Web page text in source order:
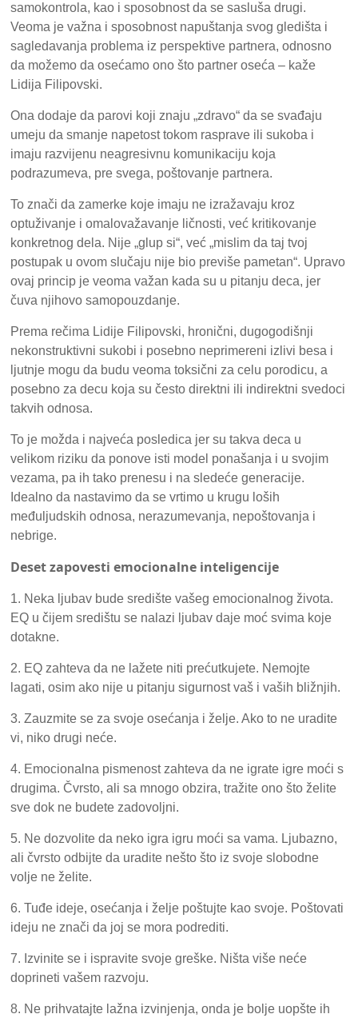
samokontrola, kao i sposobnost da se sasluša drugi.
Veoma je važna i sposobnost napuštanja svog gledišta i
sagledavanja problema iz perspektive partnera, odnosno
da možemo da osećamo ono što partner oseća – kaže
Lidija Filipovski.
Ona dodaje da parovi koji znaju „zdravo“ da se svađaju
umeju da smanje napetost tokom rasprave ili sukoba i
imaju razvijenu neagresivnu komunikaciju koja
podrazumeva, pre svega, poštovanje partnera.
To znači da zamerke koje imaju ne izražavaju kroz
optuživanje i omalovažavanje ličnosti, već kritikovanje
konkretnog dela. Nije „glup si“, već „mislim da taj tvoj
postupak u ovom slučaju nije bio previše pametan“. Upravo
ovaj princip je veoma važan kada su u pitanju deca, jer
čuva njihovo samopouzdanje.
Prema rečima Lidije Filipovski, hronični, dugogodišnji
nekonstruktivni sukobi i posebno neprimereni izlivi besa i
ljutnje mogu da budu veoma toksični za celu porodicu, a
posebno za decu koja su često direktni ili indirektni svedoci
takvih odnosa.
To je možda i najveća posledica jer su takva deca u
velikom riziku da ponove isti model ponašanja i u svojim
vezama, pa ih tako prenesu i na sledeće generacije.
Idealno da nastavimo da se vrtimo u krugu loših
međuljudskih odnosa, nerazumevanja, nepoštovanja i
nebrige.
Deset zapovesti emocionalne inteligencije
1. Neka ljubav bude središte vašeg emocionalnog života.
EQ u čijem središtu se nalazi ljubav daje moć svima koje
dotakne.
2. EQ zahteva da ne lažete niti prećutkujete. Nemojte
lagati, osim ako nije u pitanju sigurnost vaš i vaših bližnjih.
3. Zauzmite se za svoje osećanja i želje. Ako to ne uradite
vi, niko drugi neće.
4. Emocionalna pismenost zahteva da ne igrate igre moći s
drugima. Čvrsto, ali sa mnogo obzira, tražite ono što želite
sve dok ne budete zadovoljni.
5. Ne dozvolite da neko igra igru moći sa vama. Ljubazno,
ali čvrsto odbijte da uradite nešto što iz svoje slobodne
volje ne želite.
6. Tuđe ideje, osećanja i želje poštujte kao svoje. Poštovati
ideju ne znači da joj se mora podrediti.
7. Izvinite se i ispravite svoje greške. Ništa više neće
doprineti vašem razvoju.
8. Ne prihvatajte lažna izvinjenja, onda je bolje uopšte ih